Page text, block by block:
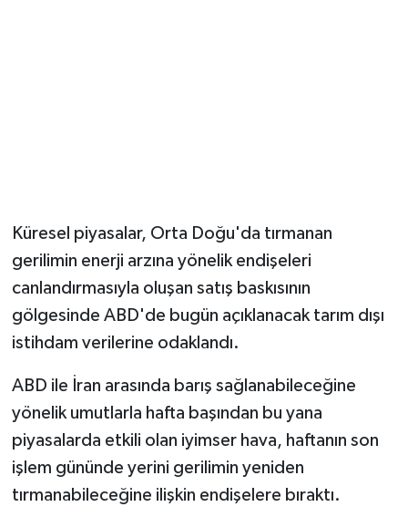
Küresel piyasalar, Orta Doğu'da tırmanan
gerilimin enerji arzına yönelik endişeleri
canlandırmasıyla oluşan satış baskısının
gölgesinde ABD'de bugün açıklanacak tarım dışı
istihdam verilerine odaklandı.
ABD ile İran arasında barış sağlanabileceğine
yönelik umutlarla hafta başından bu yana
piyasalarda etkili olan iyimser hava, haftanın son
işlem gününde yerini gerilimin yeniden
tırmanabileceğine ilişkin endişelere bıraktı.